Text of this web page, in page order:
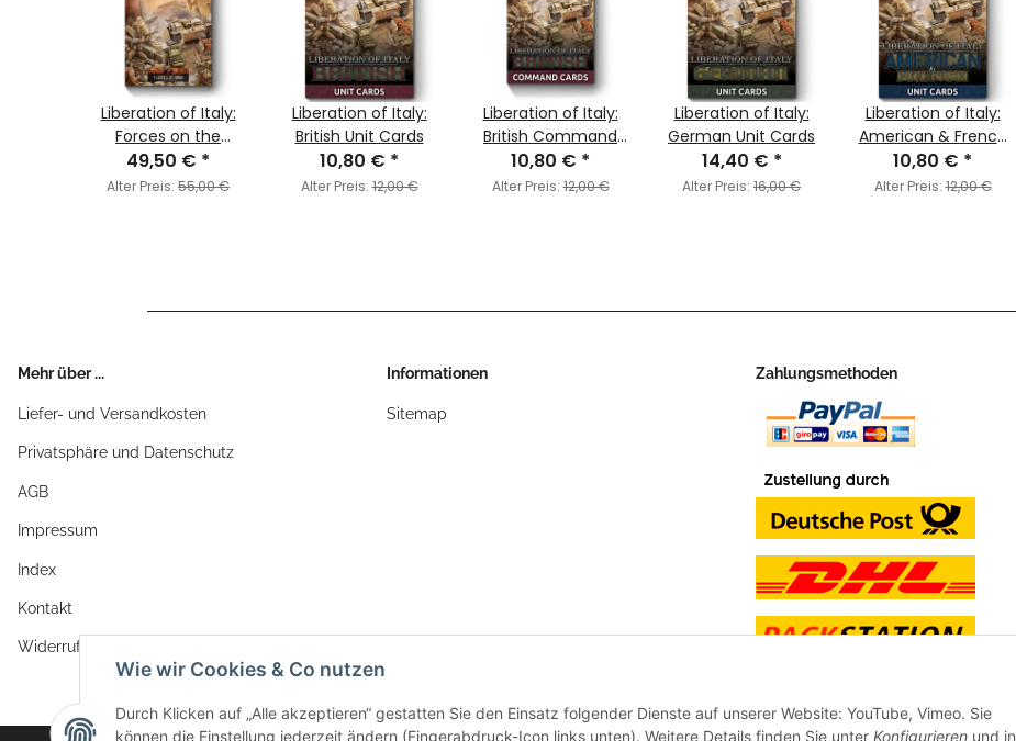
Liberation of Italy:
Forces on the
Southern Front,
1944-1945 + free
49,50 € *
Alter Preis: 55,00 €
Liberation of Italy:
British Unit Cards
10,80 € *
Alter Preis:12,00 €
Liberation of Italy:
British Command
Cards
10,80 € *
Alter Preis:12,00 €
Liberation of Italy:
German Unit Cards
14,40 € *
Alter Preis: 16,00 €
Liberation of Italy:
American & French
Unit Cards
10,80 € *
Alter Preis:12,00 €
Mehr über ...
Liefer- und Versandkosten
Privatsphäre und Datenschutz
AGB
Impressum
Index
Kontakt
Widerrufsrecht
Informationen
Sitemap
Zahlungsmethoden
Wie wir Cookies & Co nutzen
Durch Klicken auf „Alle akzeptieren“ gestatten Sie den Einsatz folgender Dienste auf unserer Website: YouTube, Vimeo. Sie
können die Einstellung jederzeit ändern (Fingerabdruck-Icon links unten). Weitere Details finden Sie unter Konfigurieren und in